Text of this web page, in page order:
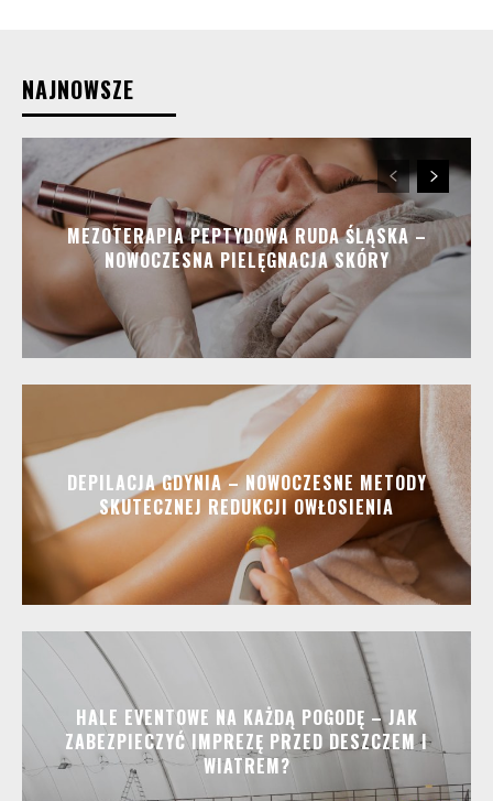
NAJNOWSZE
MEZOTERAPIA PEPTYDOWA RUDA ŚLĄSKA –
NOWOCZESNA PIELĘGNACJA SKÓRY
DEPILACJA GDYNIA – NOWOCZESNE METODY
SKUTECZNEJ REDUKCJI OWŁOSIENIA
HALE EVENTOWE NA KAŻDĄ POGODĘ – JAK
ZABEZPIECZYĆ IMPREZĘ PRZED DESZCZEM I
WIATREM?